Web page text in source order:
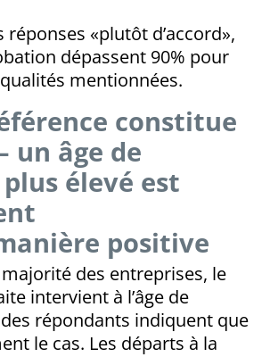
réponses «plutôt d’accord»,
dépassent 90% pour
mentionnées.
constitue
un âge de
élevé est
positive
des entreprises, le
intervient à l’âge de
répondants indiquent que
le cas. Les départs à la